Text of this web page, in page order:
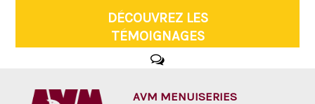
DÉCOUVREZ LES
TÉMOIGNAGES
AVM MENUISERIES